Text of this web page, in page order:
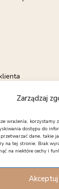
Zarządzaj
wrażenia, korzystamy
dostępu do
dane, takie
na tej stronie. Brak
na niektóre cechy i
Akceptuj
15:00